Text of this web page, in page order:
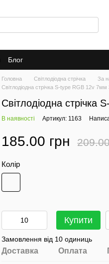
Блог
Головна Світлодіодна стрічка За
Світлодіодна стрічка S-type RGB 12v
Світлодіодна
В наявності Артикул: 1163
185.00 грн
Колір
Купити
Замовлення від 10 одиниць
Доставка Оплата